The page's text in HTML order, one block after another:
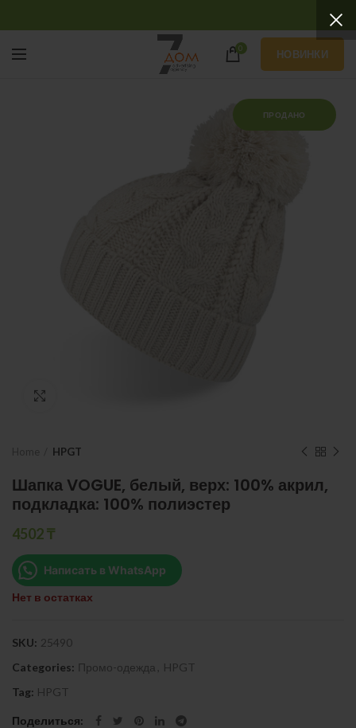
0 НОВИНКИ
ПРОДАНО
HPGT
Шапка VOGUE, белый, верх: 100% акрил,
подкладка: 100% полиэстер
4502₸
Написать в WhatsApp
Нет в остатках
SKU: 25490
Categories: Промо-одежда
HPGT
Tag: HPGT
Поделиться